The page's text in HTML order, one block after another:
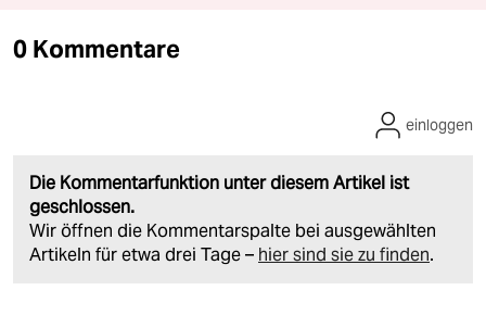
0 Kommentare
Die Kommentarfunktion unter diesem Artikel ist
geschlossen.
Wir öffnen die Kommentarspalte bei ausgewählten
Artikeln für etwa drei Tage – hier sind sie zu finden.
einloggen